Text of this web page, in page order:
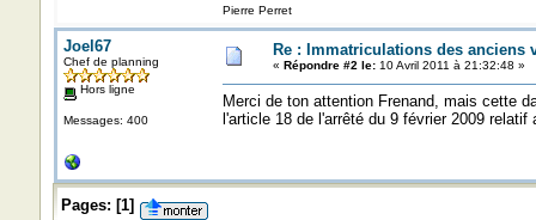
Pierre Perret
Joel67
Chef de planning
Hors ligne
Messages: 400
Re : Immatriculations des anciens
« Répondre #2 le:10 Avril 2011 à 21:32:48 »
Merci de ton attention Frenand, mais cette
l'article 18 de l'arrêté du 9 février 2009
Pages: [1]